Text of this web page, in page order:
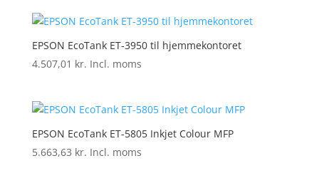
EPSON EcoTank ET-3950 til hjemmekontoret
4.507,01 kr. Incl. moms
EPSON EcoTank ET-5805 Inkjet Colour MFP
5.663,63 kr. Incl. moms